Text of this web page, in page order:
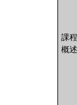
課程
概述